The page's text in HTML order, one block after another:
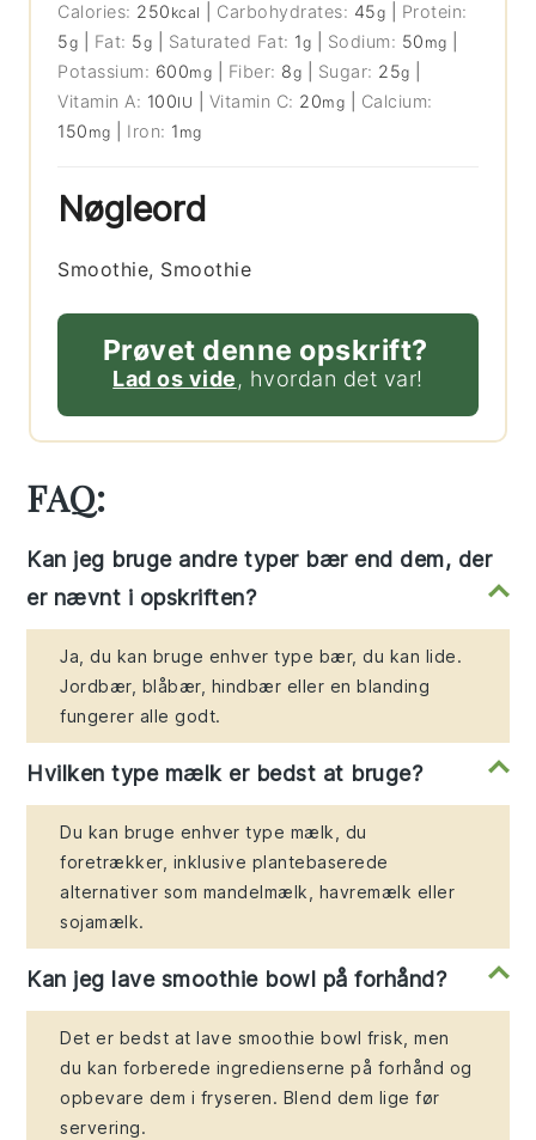
Calories: 250 kcal Carbohydrates: 45g
Protein:
5g Fat: 5g Saturated Fat: 1g Sodium: 50 mg
Potassium: 600mg Fiber: 8g Sugar: 25g
Vitamin A: 100IU Vitamin C: 20mg
Calcium:
150 mg Iron: 1 mg
Nøgleord
Smoothie, Smoothie
Prøvet denne opskrift?
Lad os vide, hvordan det var!
FAQ:
Kan jeg bruge andre typer bær end dem, der
er nævnt i opskriften?
Ja, du kan bruge enhver type bær, du kan lide.
Jordbær, blåbær, hindbær eller en blanding
fungerer alle godt.
Hvilken type mælk er bedst at bruge?
Du kan bruge enhver type mælk, du
foretrækker, inklusive plantebaserede
alternativer som mandelmælk, havremælk eller
sojamælk.
Kan jeg lave smoothie bowl på forhånd?
Det er bedst at lave smoothie bowl frisk, men
du kan forberede ingredienserne på forhånd og
opbevare dem i fryseren. Blend dem lige før
servering.